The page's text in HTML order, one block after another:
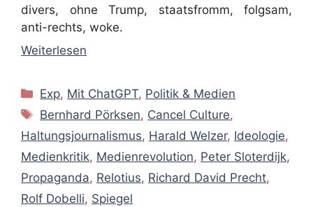
divers, ohne Trump, staatsfromm, folgsam,
anti-rechts, woke.
Weiterlesen
Kategorien
Exp, Mit ChatGPT, Politik & Medien
Schlagwörter
Bernhard Pörksen, Cancel Culture,
Haltungsjournalismus, Harald Welzer, Ideologie,
Medienkritik, Medienrevolution, Peter Sloterdijk,
Propaganda, Relotius, Richard David Precht,
Rolf Dobelli, Spiegel